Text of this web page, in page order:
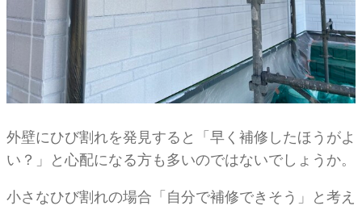
外壁にひび割れを発見すると「早く補修したほうがよ
い？」と心配になる方も多いのではないでしょうか。
小さなひび割れの場合「自分で補修できそう」と考え